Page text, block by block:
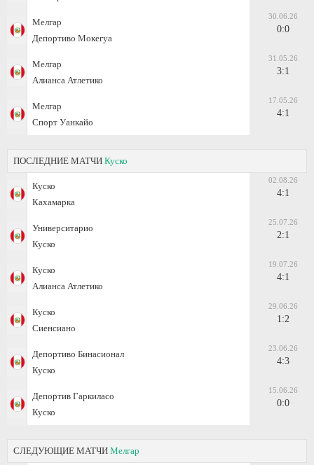
Мелгар
Депортиво Мокегуа
30.06.26
0:0
Мелгар
Алианса Атлетико
31.05.26
3:1
Мелгар
Спорт Уанкайо
17.05.26
4:1
ПОСЛЕДНИЕ МАТЧИ Куско
Куско
Кахамарка
02.08.26
4:1
Университарио
Куско
25.07.26
2:1
Куско
Алианса Атлетико
19.07.26
4:1
Куско
Сиенсиано
29.06.26
1:2
Депортиво Бинасионал
Куско
23.06.26
4:3
Депортив Гаркиласо
Куско
15.06.26
0:0
СЛЕДУЮЩИЕ МАТЧИ Мелгар